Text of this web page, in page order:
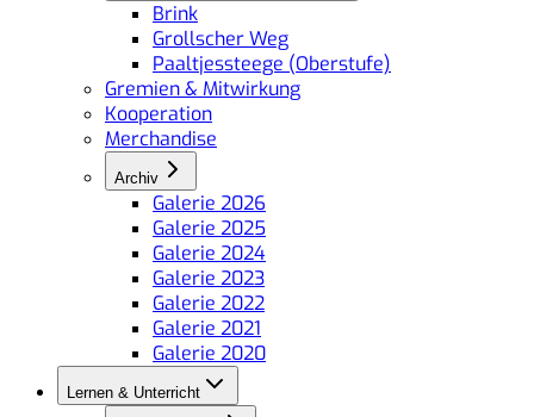
Brink
Grollscher Weg
Paaltjessteege (Oberstufe)
Gremien & Mitwirkung
Kooperation
Merchandise
Archiv
Galerie 2026
Galerie 2025
Galerie 2024
Galerie 2023
Galerie 2022
Galerie 2021
Galerie 2020
Lernen & Unterricht